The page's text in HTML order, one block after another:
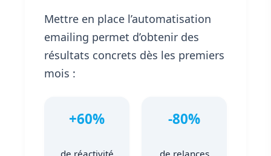
Mettre en place l’automatisation
emailing permet d’obtenir des
résultats concrets dès les premiers
mois :
+60% -80%